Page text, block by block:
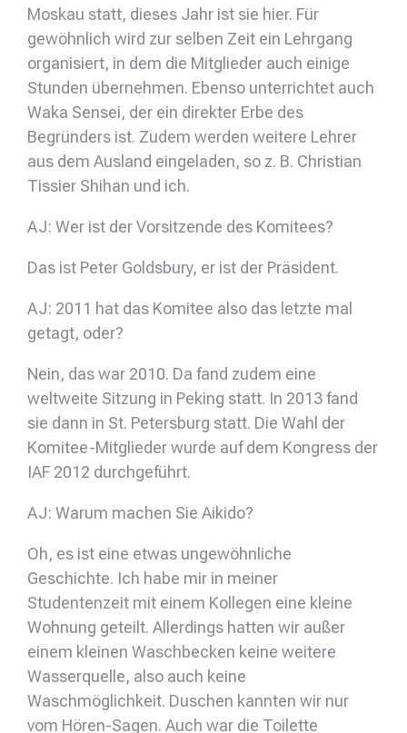
Moskau statt, dieses Jahr ist sie hier. Für
gewöhnlich wird zur selben Zeit ein Lehrgang
organisiert, in dem die Mitglieder auch einige
Stunden übernehmen. Ebenso unterrichtet auch
Waka Sensei, der ein direkter Erbe des
Begründers ist. Zudem werden weitere Lehrer
aus dem Ausland eingeladen, so z. B. Christian
Tissier Shihan und ich.
AJ: Wer ist der Vorsitzende des Komitees?
Das ist Peter Goldsbury, er ist der Präsident.
AJ: 2011 hat das Komitee also das letzte mal
getagt, oder?
Nein, das war 2010. Da fand zudem eine
weltweite Sitzung in Peking statt. In 2013 fand
sie dann in St. Petersburg statt. Die Wahl der
Komitee-Mitglieder wurde auf dem Kongress der
IAF 2012 durchgeführt.
AJ: Warum machen Sie Aikido?
Oh, es ist eine etwas ungewöhnliche
Geschichte. Ich habe mir in meiner
Studentenzeit mit einem Kollegen eine kleine
Wohnung geteilt. Allerdings hatten wir außer
einem kleinen Waschbecken keine weitere
Wasserquelle, also auch keine
Waschmöglichkeit. Duschen kannten wir nur
vom Hören-Sagen. Auch war die Toilette